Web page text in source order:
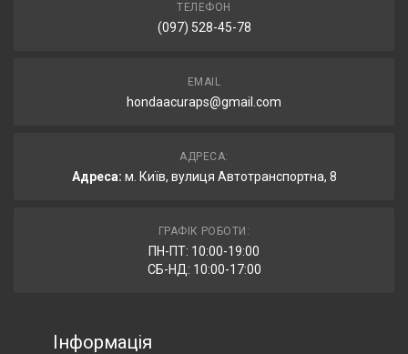
ТЕЛЕФОН
(097) 528-45-78
EMAIL
hondaacuraps@gmail.com
АДРЕСА:
Адреса: м. Київ, вулиця Автотранспортна, 8
ГРАФІК РОБОТИ:
ПН-ПТ: 10:00-19:00
СБ-НД: 10:00-17:00
Інформація